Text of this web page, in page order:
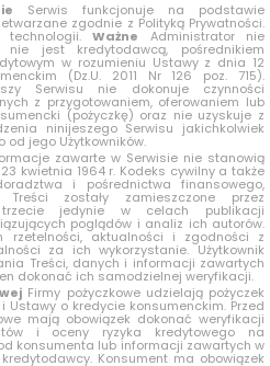
Serwis funkcjonuje na podstawie
zgodnie z Polityką Prywatności.
technologii. Ważne Administrator nie
jest kredytodawcą, pośrednikiem
w rozumieniu Ustawy z dnia 12
(Dz.U. 2011 Nr 126 poz. 715).
Serwisu nie dokonuje czynności
z przygotowaniem, oferowaniem lub
(pożyczkę) oraz nie uzyskuje z
ninijeszego Serwisu jakichkolwiek
od jego Użytkowników.
zawarte w Serwisie nie stanowią
kwietnia 1964 r. Kodeks cywilny a także
i pośrednictwa finansowego,
zostały zamieszczone przez
jedynie w celach publikacji
poglądów i analiz ich autorów.
rzetelności, aktualności i zgodności z
za ich wykorzystanie. Użytkownik
Treści, danych i informacji zawartych
dokonać ich samodzielnej weryfikacji.
Firmy pożyczkowe udzielają pożyczek
o kredycie konsumenckim. Przed
mają obowiązek dokonać weryfikacji
i oceny ryzyka kredytowego na
konsumenta lub informacji zawartych w
Konsument ma obowiązek